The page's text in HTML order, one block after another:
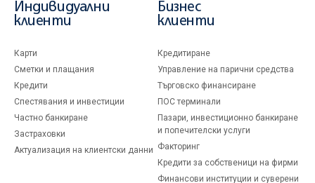
Индивидуални
клиенти
Карти
Сметки и плащания
Кредити
Спестявания и инвестиции
Частно банкиране
Застраховки
Актуализация на клиентски данни
Бизнес
клиенти
Кредитиране
Управление на парични средства
Търговско финансиране
ПОС терминали
Пазари, инвестиционно банкиране
и попечителски услуги
Факторинг
Кредити за собственици на фирми
Финансови институции и суверени